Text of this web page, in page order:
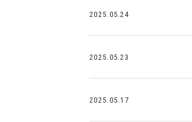
2025.05.24
2025.05.23
2025.05.17